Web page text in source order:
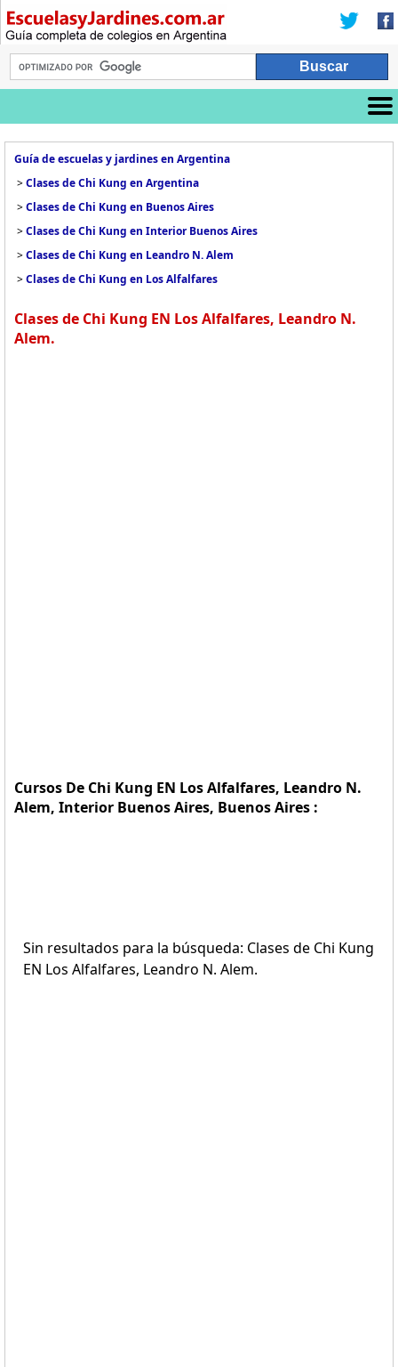
Guía de escuelas y jardines en Argentina
>Clases de Chi Kung en Argentina
>Clases de Chi Kung en Buenos Aires
>Clases de Chi Kung en Interior Buenos Aires
>Clases de Chi Kung en Leandro N. Alem
>Clases de Chi Kung en Los Alfalfares
Clases de Chi Kung EN Los Alfalfares, Leandro N.
Alem.
Cursos De Chi Kung EN Los Alfalfares, Leandro N.
Alem, Interior Buenos Aires, Buenos Aires :
Sin resultados para la búsqueda: Clases de Chi Kung
EN Los Alfalfares, Leandro N. Alem.